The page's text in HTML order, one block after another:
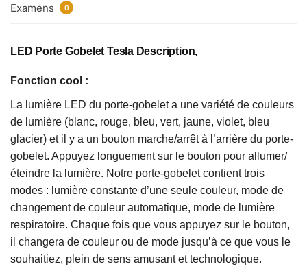
Examens 0
LED Porte Gobelet Tesla Description,
Fonction cool :
La lumière LED du porte-gobelet a une variété de couleurs
de lumière (blanc, rouge, bleu, vert, jaune, violet, bleu
glacier) et il y a un bouton marche/arrêt à l’arrière du porte-
gobelet. Appuyez longuement sur le bouton pour allumer/
éteindre la lumière. Notre porte-gobelet contient trois
modes : lumière constante d’une seule couleur, mode de
changement de couleur automatique, mode de lumière
respiratoire. Chaque fois que vous appuyez sur le bouton,
il changera de couleur ou de mode jusqu’à ce que vous le
souhaitiez, plein de sens amusant et technologique.